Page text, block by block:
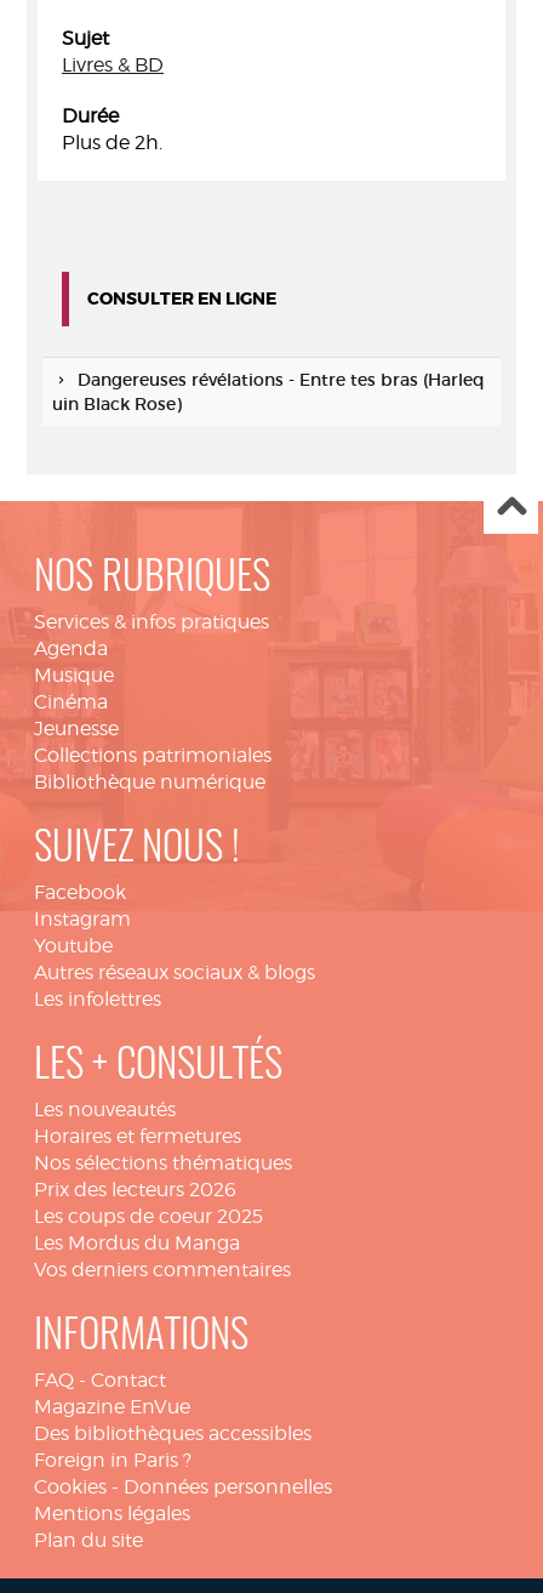
Sujet
Livres & BD
Durée
Plus de 2h.
CONSULTER EN LIGNE
Dangereuses révélations - Entre tes bras (Harleq
uin Black Rose)
NOS RUBRIQUES
Services & infos pratiques
Agenda
Musique
Cinéma
Jeunesse
Collections patrimoniales
Bibliothèque numérique
SUIVEZ NOUS !
Facebook
Instagram
Youtube
Autres réseaux sociaux & blogs
Les infolettres
LES + CONSULTÉS
Les nouveautés
Horaires et fermetures
Nos sélections thématiques
Prix des lecteurs 2026
Les coups de coeur 2025
Les Mordus du Manga
Vos derniers commentaires
INFORMATIONS
FAQ - Contact
Magazine EnVue
Des bibliothèques accessibles
Foreign in Paris ?
Cookies - Données personnelles
Mentions légales
Plan du site